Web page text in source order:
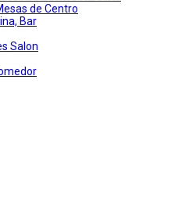
de Centro
Bar
Salon